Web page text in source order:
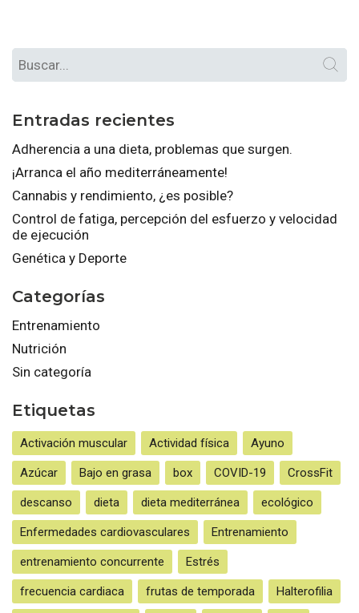
Entradas recientes
Adherencia a una dieta, problemas que surgen.
¡Arranca el año mediterráneamente!
Cannabis y rendimiento, ¿es posible?
Control de fatiga, percepción del esfuerzo y velocidad
de ejecución
Genética y Deporte
Categorías
Entrenamiento
Nutrición
Sin categoría
Etiquetas
Activación muscular Actividad física Ayuno
Azúcar Bajo en grasa box COVID-19 CrossFit
descanso dieta dieta mediterránea ecológico
Enfermedades cardiovasculares Entrenamiento
entrenamiento concurrente Estrés
frecuencia cardiaca frutas de temporada Halterofilia